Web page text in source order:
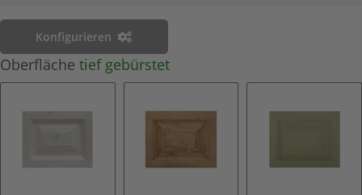
Konfigurieren
Oberfläche tief gebürstet